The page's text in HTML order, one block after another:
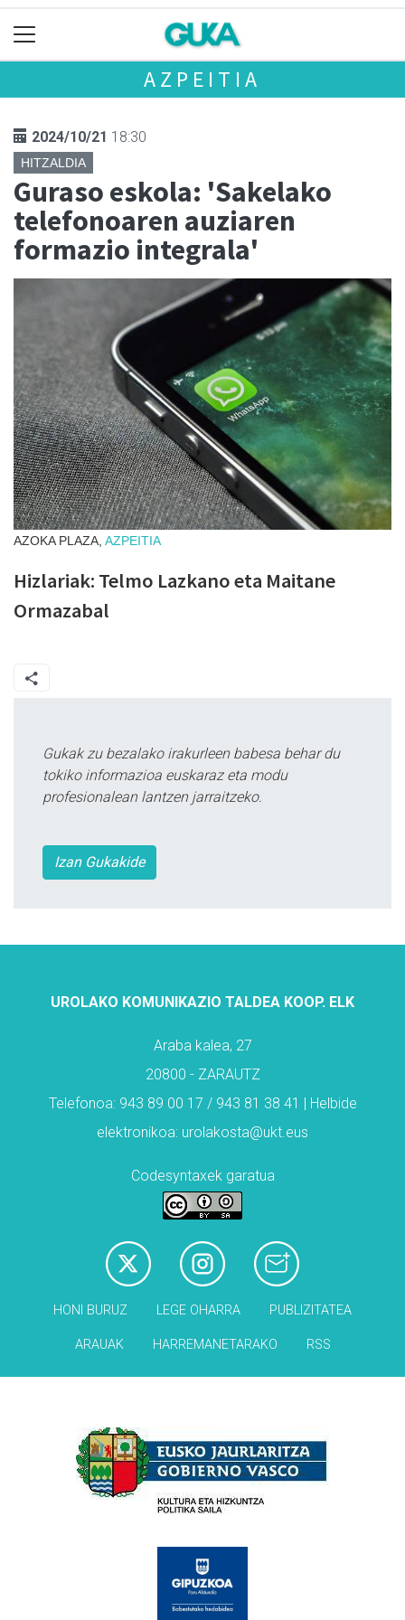
AZPEITIA
2024/10/21 18:30
HITZALDIA
Guraso eskola: 'Sakelako
telefonoaren auziaren
formazio integrala'
AZOKA PLAZA, AZPEITIA
Hizlariak: Telmo Lazkano eta Maitane
Ormazabal
Gukak zu bezalako irakurleen babesa behar du
tokiko informazioa euskaraz eta modu
profesionalean lantzen jarraitzeko.
Izan Gukakide
UROLAKO KOMUNIKAZIO TALDEA KOOP. ELK
Araba kalea, 27
20800 - ZARAUTZ
Telefonoa: 943 89 00 17 / 943 81 38 41 | Helbide
elektronikoa: urolakosta@ukt.eus
Codesyntaxek garatua
HONI BURUZ LEGE OHARRA PUBLIZITATEA
ARAUAK HARREMANETARAKO RSS